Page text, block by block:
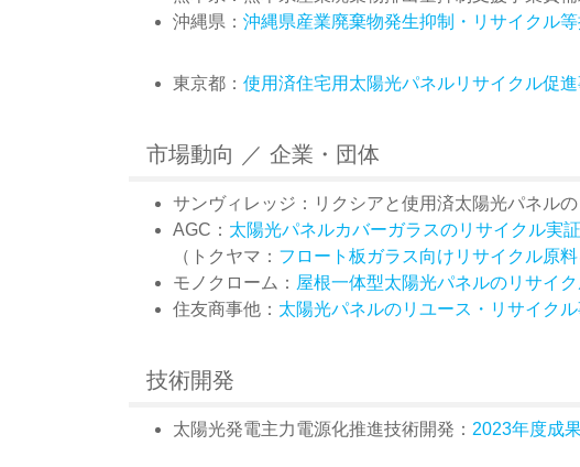
沖縄県： 沖縄県産業廃棄物発生抑制・リサイクル
東京都： 使用済住宅用太陽光パネルリサイクル促
市場動向 ／ 企業・団体
サンヴィレッジ：リクシアと使用済太陽光パネル
AGC： 太陽光パネルカバーガラスのリサイクル実
（トクヤマ： フロート板ガラス向けリサイクル原
モノクローム： 屋根一体型太陽光パネルのリサイ
住友商事他： 太陽光パネルのリユース・リサイク
技術開発
太陽光発電主力電源化推進技術開発： 2023年度成